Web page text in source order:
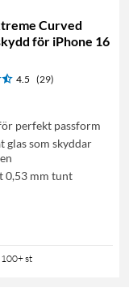
Curved
för iPhone 16
4.5 (29)
perfekt passform
glas som skyddar
0,53 mm tunt
100+ st